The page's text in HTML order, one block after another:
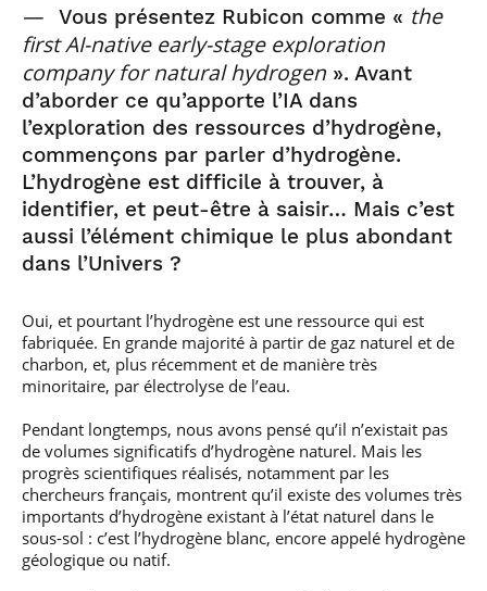
— Vous présentez Rubicon comme « the
first AI-native early-stage exploration
company for natural hydrogen ». Avant
d’aborder ce qu’apporte l’IA dans
l’exploration des ressources d’hydrogène,
commençons par parler d’hydrogène.
L’hydrogène est difficile à trouver, à
identifier, et peut-être à saisir… Mais c’est
aussi l’élément chimique le plus abondant
dans l’Univers ?
Oui, et pourtant l’hydrogène est une ressource qui est
fabriquée. En grande majorité à partir de gaz naturel et de
charbon, et, plus récemment et de manière très
minoritaire, par électrolyse de l’eau.
Pendant longtemps, nous avons pensé qu’il n’existait pas
de volumes significatifs d’hydrogène naturel. Mais les
progrès scientifiques réalisés, notamment par les
chercheurs français, montrent qu’il existe des volumes très
importants d’hydrogène existant à l’état naturel dans le
sous-sol : c’est l’hydrogène blanc, encore appelé hydrogène
géologique ou natif.